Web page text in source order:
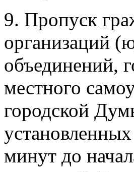
9. Пропуск
организаций
объединений,
местного
городской
минут до